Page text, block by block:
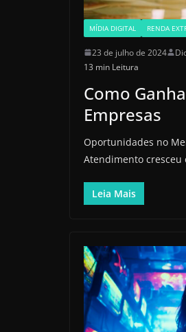
MÍDIA DIGITAL RENDA
23 de julho de 2024
13 min Leitura
Como
Empresas
Oportunidades no
Atendimento cresceu
Leia Mais